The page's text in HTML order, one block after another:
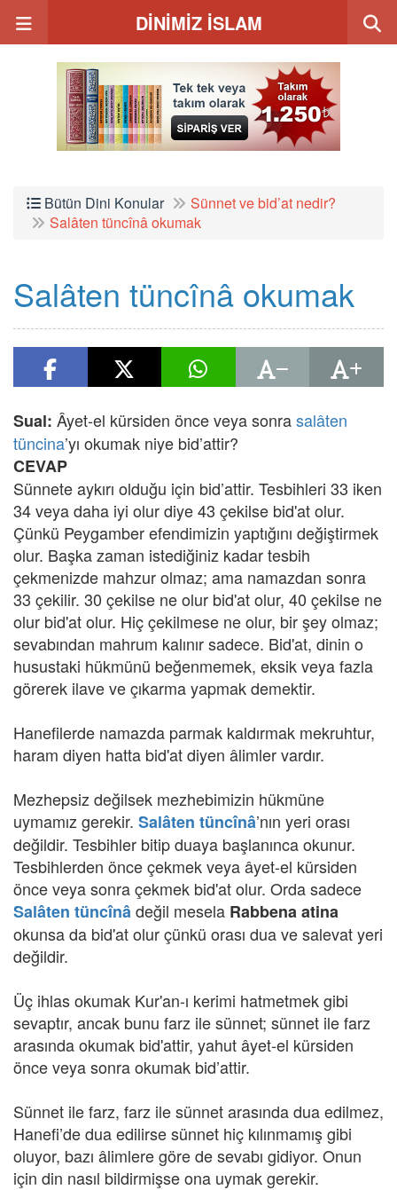
DİNİMİZ İSLAM
Bütün Dini Konular
Sünnet ve bid’at nedir?
Salâten tüncînâ okumak
Salâten tüncînâ okumak
Sual: Âyet-el kürsiden önce veya sonrasalâten
tüncina’yı okumak niye bid’attir?
CEVAP
Sünnete aykırı olduğu için bid’attir. Tesbihleri 33 iken
34 veya daha iyi olur diye 43 çekilse bid'at olur.
Çünkü Peygamber efendimizin yaptığını değiştirmek
olur. Başka zaman istediğiniz kadar tesbih
çekmenizde mahzur olmaz; ama namazdan sonra
33 çekilir. 30 çekilse ne olur bid'at olur, 40 çekilse ne
olur bid'at olur. Hiç çekilmese ne olur, bir şey olmaz;
sevabından mahrum kalınır sadece. Bid'at, dinin o
husustaki hükmünü beğenmemek, eksik veya fazla
görerek ilave ve çıkarma yapmak demektir.
Hanefilerde namazda parmak kaldırmak mekruhtur,
haram diyen hatta bid'at diyen âlimler vardır.
Mezhepsiz değilsek mezhebimizin hükmüne
uymamız gerekir. Salâten tüncînâ’nın yeri orası
değildir. Tesbihler bitip duaya başlanınca okunur.
Tesbihlerden önce çekmek veya âyet-el kürsiden
önce veya sonra çekmek bid'at olur. Orda sadece
Salâten tüncînâdeğil mesela Rabbena atina
okunsa da bid'at olur çünkü orası dua ve salevat yeri
değildir.
Üç ihlas okumak Kur'an-ı kerimi hatmetmek gibi
sevaptır, ancak bunu farz ile sünnet; sünnet ile farz
arasında okumak bid'attir, yahut âyet-el kürsiden
önce veya sonra okumak bid’attir.
Sünnet ile farz, farz ile sünnet arasında dua edilmez,
Hanefi’de dua edilirse sünnet hiç kılınmamış gibi
oluyor, bazı âlimlere göre de sevabı gidiyor. Onun
için din nasıl bildirmişse ona uymak gerekir.